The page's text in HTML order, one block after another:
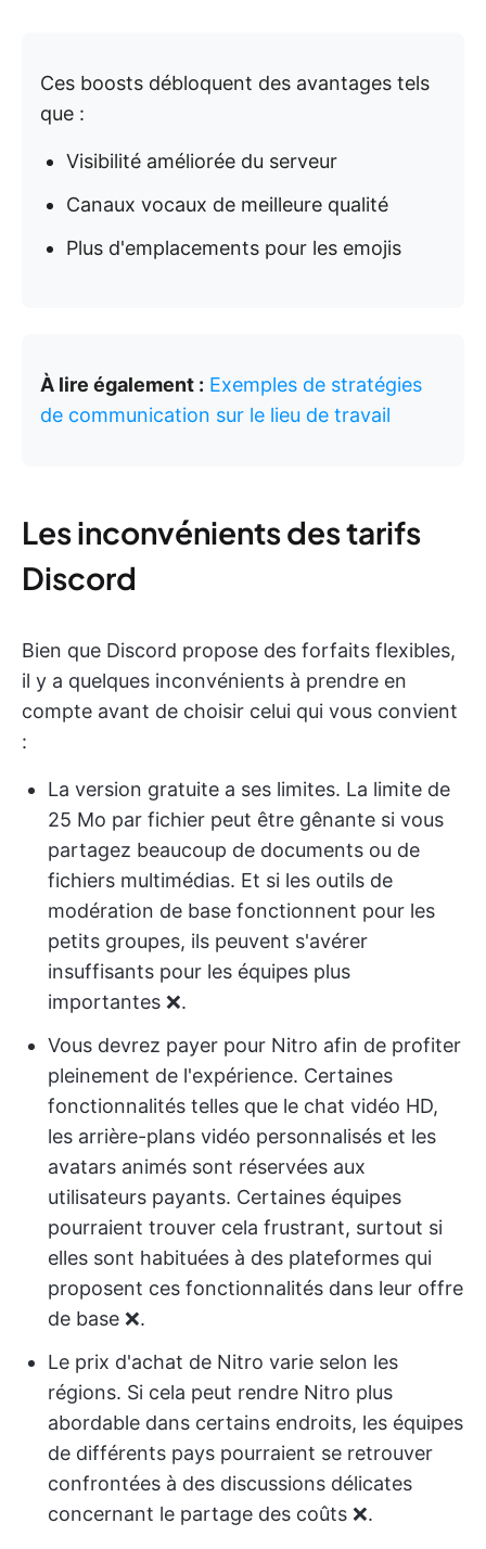
Ces boosts débloquent des avantages tels
que :
Visibilité améliorée du serveur
Canaux vocaux de meilleure qualité
Plus d'emplacements pour les emojis
À lire également : Exemples de stratégies
de communication sur le lieu de travail
Les inconvénients des tarifs
Discord
Bien que Discord propose des forfaits flexibles,
il y a quelques inconvénients à prendre en
compte avant de choisir celui qui vous convient
:
La version gratuite a ses limites. La limite de
25 Mo par fichier peut être gênante si vous
partagez beaucoup de documents ou de
fichiers multimédias. Et si les outils de
modération de base fonctionnent pour les
petits groupes, ils peuvent s'avérer
insuffisants pour les équipes plus
importantes ❌.
Vous devrez payer pour Nitro afin de profiter
pleinement de l'expérience. Certaines
fonctionnalités telles que le chat vidéo HD,
les arrière-plans vidéo personnalisés et les
avatars animés sont réservées aux
utilisateurs payants. Certaines équipes
pourraient trouver cela frustrant, surtout si
elles sont habituées à des plateformes qui
proposent ces fonctionnalités dans leur offre
de base ❌.
Le prix d'achat de Nitro varie selon les
régions. Si cela peut rendre Nitro plus
abordable dans certains endroits, les équipes
de différents pays pourraient se retrouver
confrontées à des discussions délicates
concernant le partage des coûts ❌.